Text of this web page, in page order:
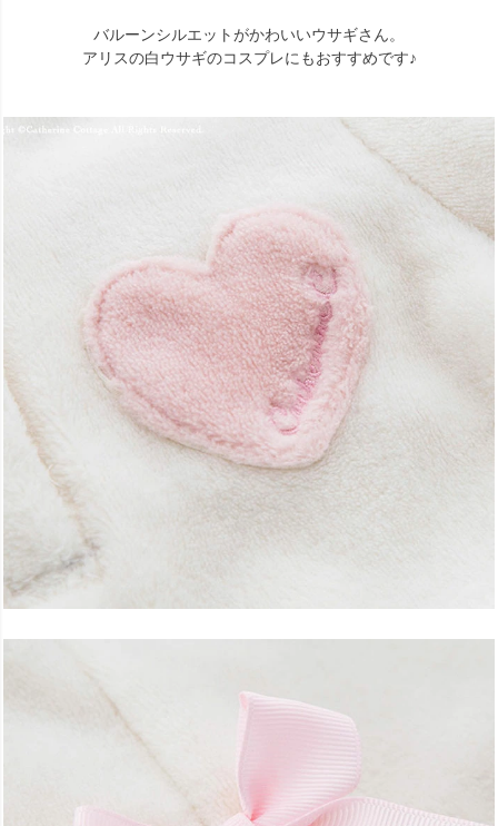
バルーンシルエットがかわいいウサギさん。
アリスの白ウサギのコスプレにもおすすめです♪